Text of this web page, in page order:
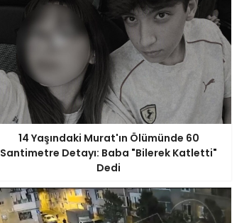
14 Yaşındaki Murat'ın Ölümünde 60
Santimetre Detayı: Baba "Bilerek Katletti"
Dedi